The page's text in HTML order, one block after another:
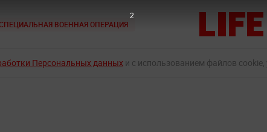
ВОЕННАЯ ОПЕРАЦИЯ
Персональных данных и с использованием файлов
1